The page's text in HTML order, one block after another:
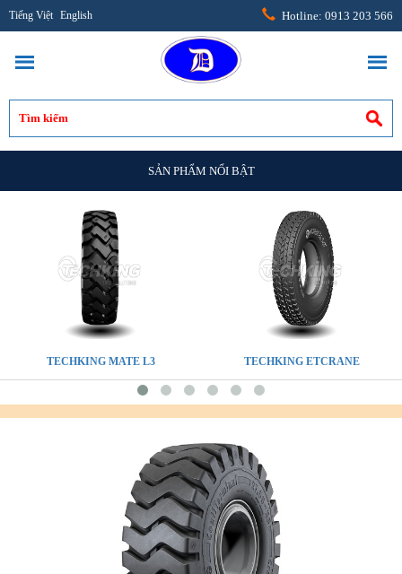
Tiếng Việt English Hotline: 0913 203 566
SẢN PHẨM NỔI BẬT
TECHKING MATE L3 TECHKING ETCRANE